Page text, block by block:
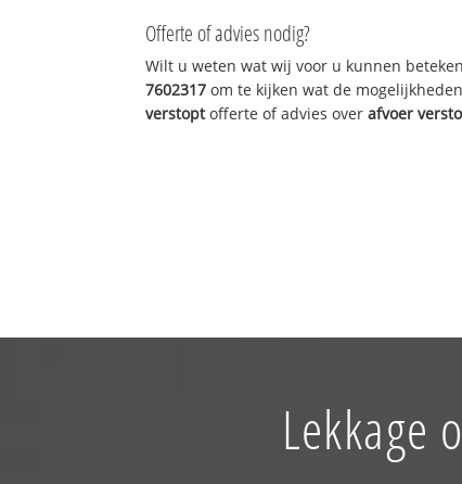
Offerte of advies nodig?
Wilt u weten wat wij voor u kunnen
7602317 om te kijken wat de
verstoptofferte of advies overafvoer
Lekkage